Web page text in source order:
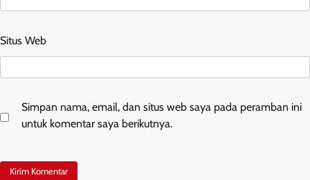
Situs Web
Simpan nama, email, dan situs web saya pada peramban ini
untuk komentar saya berikutnya.